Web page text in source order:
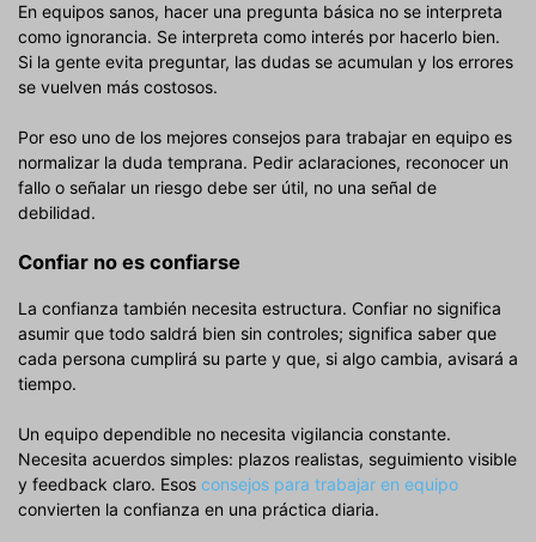
En equipos sanos, hacer una pregunta básica no se interpreta
como ignorancia. Se interpreta como interés por hacerlo bien.
Si la gente evita preguntar, las dudas se acumulan y los errores
se vuelven más costosos.
Por eso uno de los mejores consejos para trabajar en equipo es
normalizar la duda temprana. Pedir aclaraciones, reconocer un
fallo o señalar un riesgo debe ser útil, no una señal de
debilidad.
Confiar no es confiarse
La confianza también necesita estructura. Confiar no significa
asumir que todo saldrá bien sin controles; significa saber que
cada persona cumplirá su parte y que, si algo cambia, avisará a
tiempo.
Un equipo dependible no necesita vigilancia constante.
Necesita acuerdos simples: plazos realistas, seguimiento visible
y feedback claro. Esos consejos para trabajar en equipo
convierten la confianza en una práctica diaria.